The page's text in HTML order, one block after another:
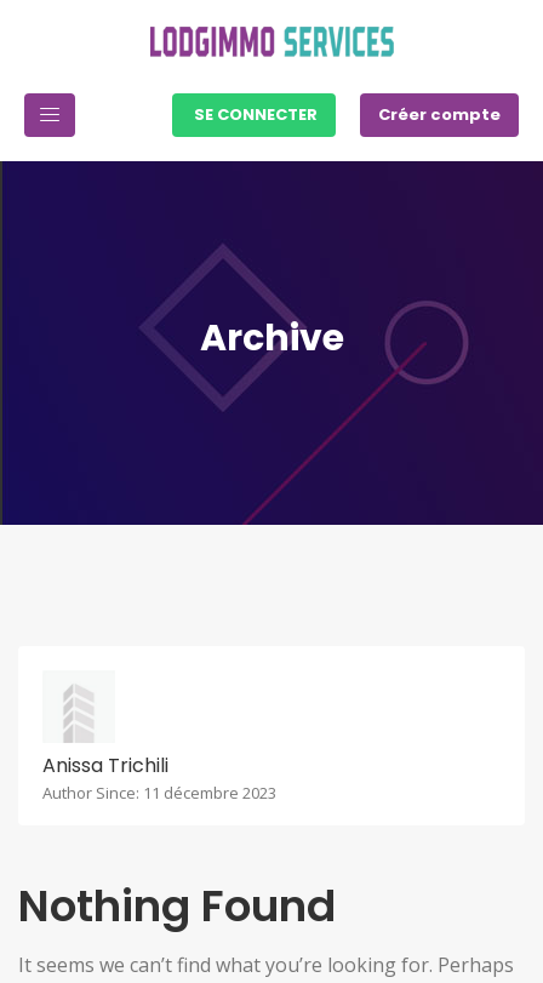
SE CONNECTER Créer compte
Archive
Anissa Trichili
Author Since: 11 décembre 2023
Nothing Found
It seems we can’t find what you’re looking for. Perhaps